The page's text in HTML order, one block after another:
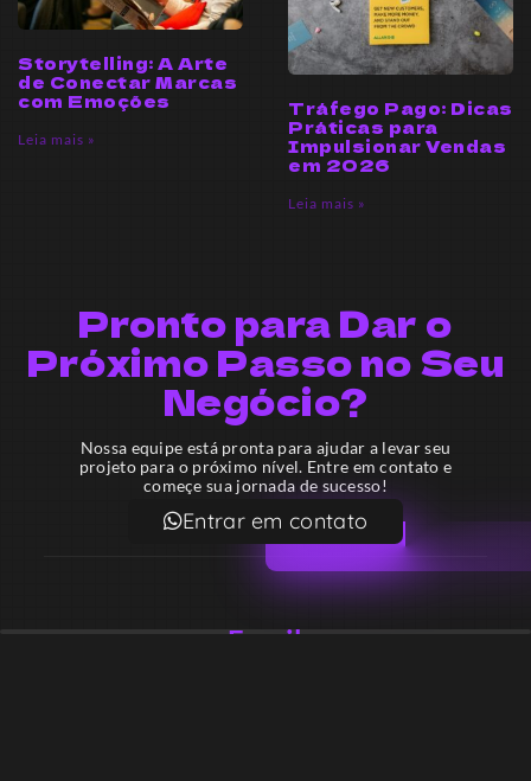
Storytelling: A Arte
de Conectar Marcas
com Emoções
Leia mais »
Tráfego Pago: Dicas
Práticas para
Impulsionar Vendas
em 2026
Leia mais »
Pronto para Dar o
Próximo Passo no Seu
Negócio?
Nossa equipe está pronta para ajudar a levar seu
projeto para o próximo nível. Entre em contato e
começe sua jornada de sucesso!
Entrar em contato
Email